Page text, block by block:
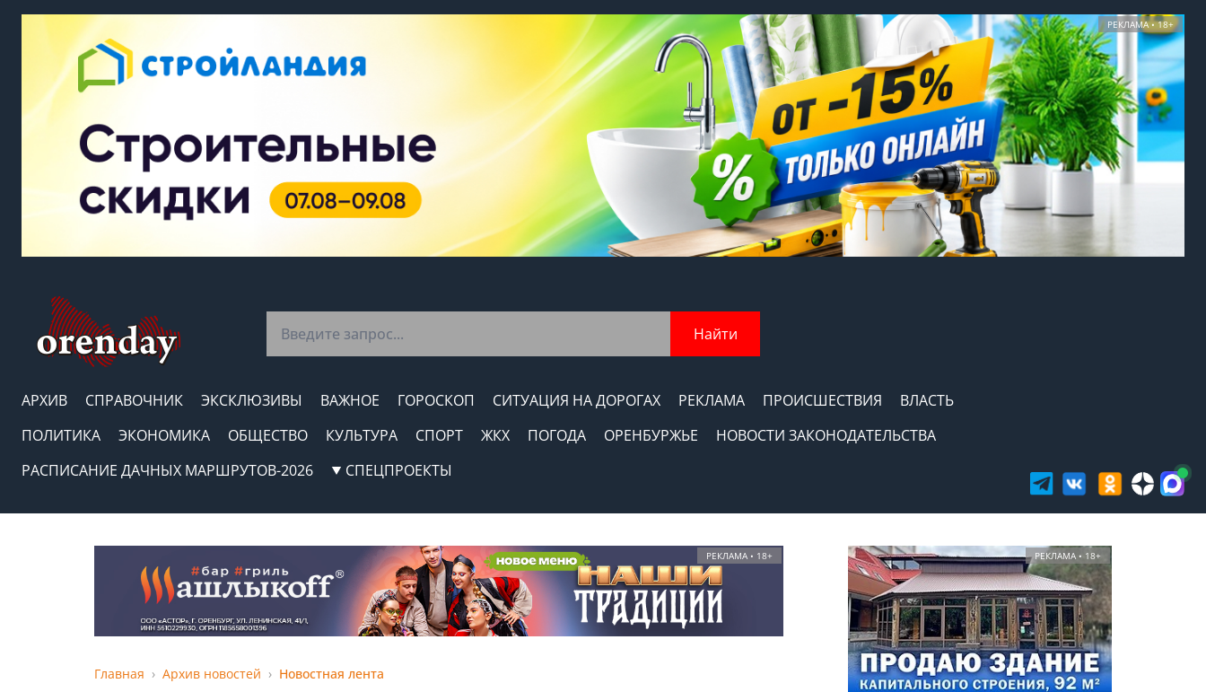
РЕКЛАМА • 18+
Найти
АРХИВ СПРАВОЧНИК ЭКСКЛЮЗИВЫ ВАЖНОЕ ГОРОСКОП СИТУАЦИЯ НА ДОРОГАХ РЕКЛАМА ПРОИСШЕСТВИЯ
ВЛАСТЬ
ПОЛИТИКА
ЭКОНОМИКА ОБЩЕСТВО КУЛЬТУРА СПОРТ ЖКХ ПОГОДА ОРЕНБУРЖЬЕ
НОВОСТИ ЗАКОНОДАТЕЛЬСТВА
РАСПИСАНИЕ ДАЧНЫХ МАРШРУТОВ-2026
СПЕЦПРОЕКТЫ
РЕКЛАМА • 18+
Главная Архив новостей Новостная лента
РЕКЛАМА • 18+